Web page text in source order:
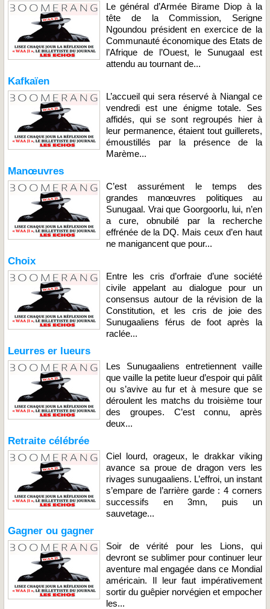
Le général d’Armée Birame Diop à la
tête de la Commission, Serigne
Ngoundou président en exercice de la
Communauté économique des Etats de
l’Afrique de l’Ouest, le Sunugaal est
attendu au tournant de...
Kafkaïen
L’accueil qui sera réservé à Niangal ce
vendredi est une énigme totale. Ses
affidés, qui se sont regroupés hier à
leur permanence, étaient tout guillerets,
émoustillés par la présence de la
Marème...
Manœuvres
C’est assurément le temps des
grandes manœuvres politiques au
Sunugaal. Vrai que Goorgoorlu, lui, n’en
a cure, obnubilé par la recherche
effrénée de la DQ. Mais ceux d’en haut
ne manigancent que pour...
Choix
Entre les cris d’orfraie d’une société
civile appelant au dialogue pour un
consensus autour de la révision de la
Constitution, et les cris de joie des
Sunugaaliens férus de foot après la
raclée...
Leurres er lueurs
Les Sunugaaliens entretiennent vaille
que vaille la petite lueur d’espoir qui pâlit
ou s’avive au fur et à mesure que se
déroulent les matchs du troisième tour
des groupes. C’est connu, après
deux...
Retraite célébrée
Ciel lourd, orageux, le drakkar viking
avance sa proue de dragon vers les
rivages sunugaaliens. L’effroi, un instant
s’empare de l’arrière garde : 4 corners
successifs en 3mn, puis un
sauvetage...
Gagner ou gagner
Soir de vérité pour les Lions, qui
devront se sublimer pour continuer leur
aventure mal engagée dans ce Mondial
américain. Il leur faut impérativement
sortir du guêpier norvégien et empocher
les...